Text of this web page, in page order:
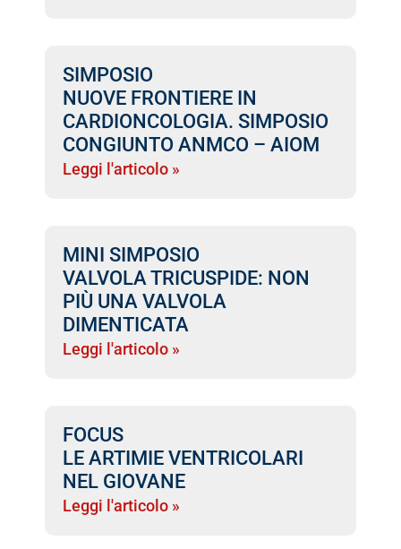
SIMPOSIO
NUOVE FRONTIERE IN
CARDIONCOLOGIA. SIMPOSIO
CONGIUNTO ANMCO – AIOM
Leggi l'articolo »
MINI SIMPOSIO
VALVOLA TRICUSPIDE: NON
PIÙ UNA VALVOLA
DIMENTICATA
Leggi l'articolo »
FOCUS
LE ARTIMIE VENTRICOLARI
NEL GIOVANE
Leggi l'articolo »